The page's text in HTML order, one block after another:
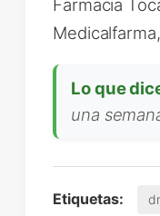
Farmacia
Lo que
una
Etiquetas: